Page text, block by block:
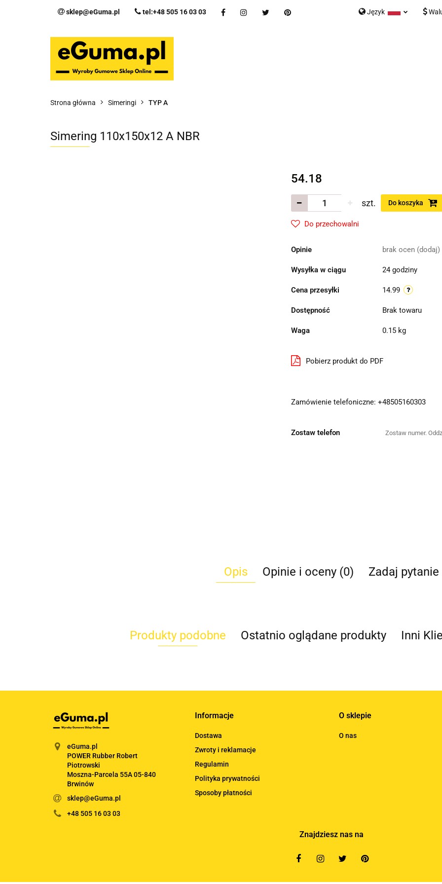
sklep@eGuma.pl tel:+48 505 16 03 03 Język
Kategorie Nowości Bestsellery Kontakt Formularz
Strona główna Simeringi TYP A
Simering 110x150x12 A NBR
54.18
szt. Do koszyka
Do przechowalni
Opinie brak ocen (dodaj)
Wysyłka w ciągu 24 godziny
Cena przesyłki 14.99
Dostępność Brak towaru
Waga 0.15 kg
Pobierz produkt do PDF
Zamówienie telefoniczne: +48505160303
Zostaw telefon
Opis Opinie i oceny (0) Zadaj pytanie
Produkty podobne Ostatnio oglądane produkty Inni
eGuma.pl
POWER Rubber Robert
Piotrowski
Moszna-Parcela 55A 05-840
Brwinów
sklep@eGuma.pl
+48 505 16 03 03
Informacje
Dostawa
Zwroty i reklamacje
Regulamin
Polityka prywatności
Sposoby płatności
O sklepie
O nas
Znajdziesz nas na